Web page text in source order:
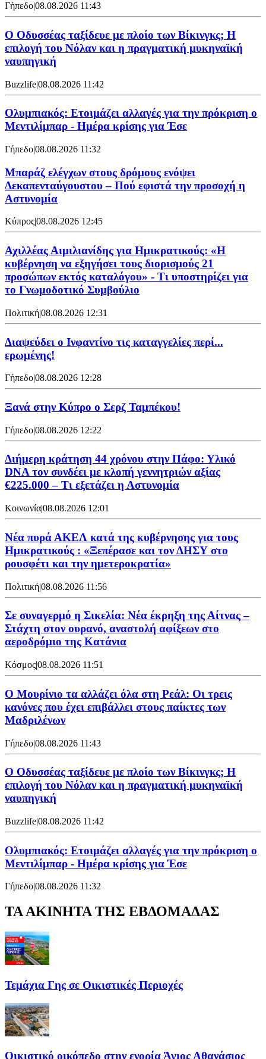
Γήπεδο|08.08.2026 11:43
Ο Οδυσσέας ταξίδευε με πλοίο των Βίκινγκς; Η
επιλογή του Νόλαν και η πραγματική μυκηναϊκή
ναυπηγική
Buzzlife|08.08.2026 11:42
Ολυμπιακός: Ετοιμάζει αλλαγές για την πρόκριση ο
Μεντιλίμπαρ - Ημέρα κρίσης για Έσε
Γήπεδο|08.08.2026 11:32
Μπαράζ ελέγχων στους δρόμους ενόψει
Δεκαπενταύγουστου – Πού εφιστά την προσοχή η
Αστυνομία
Κύπρος|08.08.2026 12:45
Αχιλλέας Αιμιλιανίδης για Ημικρατικούς: «Η
κυβέρνηση να εξηγήσει τους διορισμούς 21
προσώπων εκτός καταλόγου» - Τι υποστηρίζει για
το Γνωμοδοτικό Συμβούλιο
Πολιτική|08.08.2026 12:31
Διαψεύδει ο Ινφαντίνο τις καταγγελίες περί...
ερωμένης!
Γήπεδο|08.08.2026 12:28
Ξανά στην Κύπρο ο Σερζ Ταμπέκου!
Γήπεδο|08.08.2026 12:22
Διήμερη κράτηση 44 χρόνου στην Πάφο: Υλικό
DNA τον συνδέει με κλοπή γεννητριών αξίας
€225.000 – Τι εξετάζει η Αστυνομία
Κοινωνία|08.08.2026 12:01
Νέα πυρά ΑΚΕΛ κατά της κυβέρνησης για τους
Ημικρατικούς : «Ξεπέρασε και τον ΔΗΣΥ στο
ρουσφέτι και την ημετεροκρατία»
Πολιτική|08.08.2026 11:56
Σε συναγερμό η Σικελία: Νέα έκρηξη της Αίτνας –
Στάχτη στον ουρανό, αναστολή αφίξεων στο
αεροδρόμιο της Κατάνια
Κόσμος|08.08.2026 11:51
Ο Μουρίνιο τα αλλάζει όλα στη Ρεάλ: Οι τρεις
κανόνες που έχει επιβάλλει στους παίκτες των
Μαδριλένων
Γήπεδο|08.08.2026 11:43
Ο Οδυσσέας ταξίδευε με πλοίο των Βίκινγκς; Η
επιλογή του Νόλαν και η πραγματική μυκηναϊκή
ναυπηγική
Buzzlife|08.08.2026 11:42
Ολυμπιακός: Ετοιμάζει αλλαγές για την πρόκριση ο
Μεντιλίμπαρ - Ημέρα κρίσης για Έσε
Γήπεδο|08.08.2026 11:32
ΤΑ ΑΚΙΝΗΤΑ ΤΗΣ ΕΒΔΟΜΑΔΑΣ
Τεμάχια Γης σε Οικιστικές Περιοχές
Οικιστικό οικόπεδο στην ενορία Άγιος Αθανάσιος